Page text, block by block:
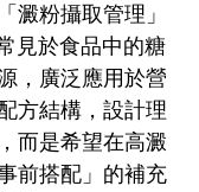
澱粉攝取管理」
見於食品中的糖
，廣泛應用於營
方結構，設計理
而是希望在高澱
前搭配」的補充